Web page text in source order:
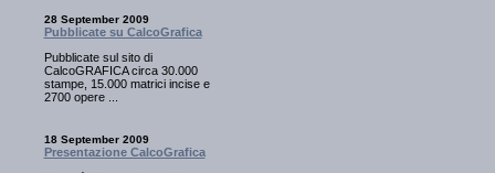
28 September 2009
Pubblicate su CalcoGrafica
Pubblicate sul sito di
CalcoGRAFICA circa 30.000
stampe, 15.000 matrici incise e
2700 opere ...
18 September 2009
Presentazione CalcoGrafica